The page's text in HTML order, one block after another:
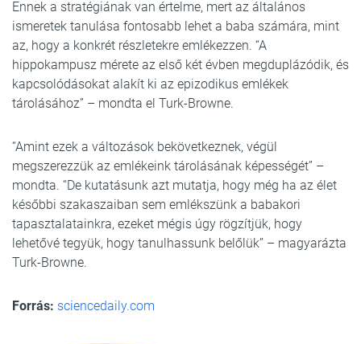
Ennek a stratégiának van értelme, mert az általános
ismeretek tanulása fontosabb lehet a baba számára, mint
az, hogy a konkrét részletekre emlékezzen. “A
hippokampusz mérete az első két évben megduplázódik, és
kapcsolódásokat alakít ki az epizodikus emlékek
tárolásához” – mondta el Turk-Browne.
“Amint ezek a változások bekövetkeznek, végül
megszerezzük az emlékeink tárolásának képességét” –
mondta. “De kutatásunk azt mutatja, hogy még ha az élet
későbbi szakaszaiban sem emlékszünk a babakori
tapasztalatainkra, ezeket mégis úgy rögzítjük, hogy
lehetővé tegyük, hogy tanulhassunk belőlük” – magyarázta
Turk-Browne.
Forrás: sciencedaily.com